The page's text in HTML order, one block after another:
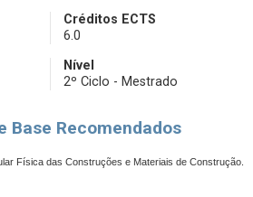
Créditos ECTS
6.0
Nível
2º Ciclo - Mestrado
Base Recomendados
Física das Construções e Materiais de Construção.